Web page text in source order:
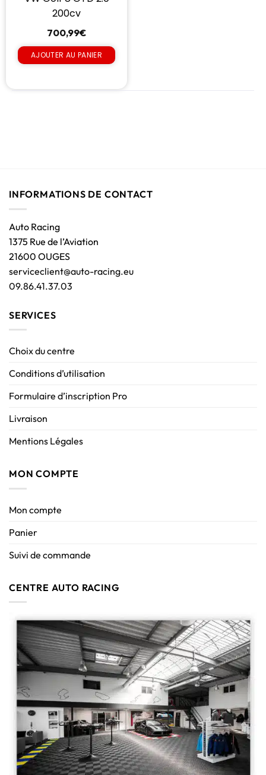
200cv
700,99€
AJOUTER AU PANIER
INFORMATIONS DE CONTACT
Auto Racing
1375 Rue de l’Aviation
21600 OUGES
serviceclient@auto-racing.eu
09.86.41.37.03
SERVICES
Choix du centre
Conditions d’utilisation
Formulaire d’inscription Pro
Livraison
Mentions Légales
MON COMPTE
Mon compte
Panier
Suivi de commande
CENTRE AUTO RACING